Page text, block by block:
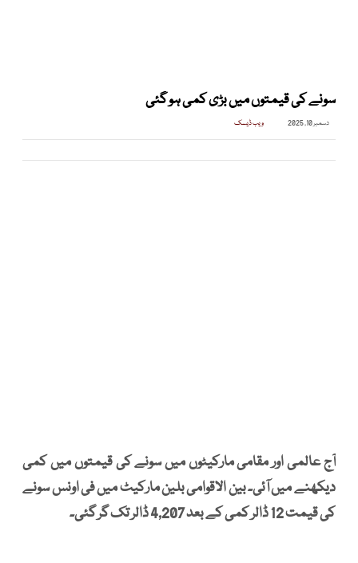
سونے کی قیمتوں میں بڑی کمی ہو گئی
دسمبر 10, 2025 ویب ڈیسک
آج عالمی اور مقامی مارکیٹوں میں سونے کی قیمتوں میں کمی
دیکھنے میں آئی۔ بین الاقوامی بلین مارکیٹ میں فی اونس سونے
کی قیمت 12 ڈالر کمی کے بعد 4,207 ڈالر تک گر گئی۔